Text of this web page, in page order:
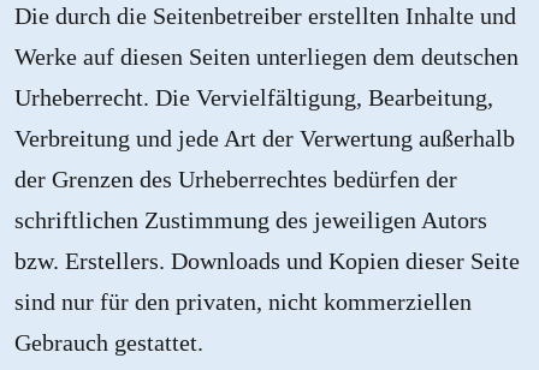
Die durch die Seitenbetreiber erstellten Inhalte und
Werke auf diesen Seiten unterliegen dem deutschen
Urheberrecht. Die Vervielfältigung, Bearbeitung,
Verbreitung und jede Art der Verwertung außerhalb
der Grenzen des Urheberrechtes bedürfen der
schriftlichen Zustimmung des jeweiligen Autors
bzw. Erstellers. Downloads und Kopien dieser Seite
sind nur für den privaten, nicht kommerziellen
Gebrauch gestattet.